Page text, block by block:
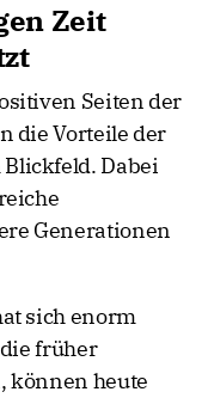
Zeit
Seiten der
die Vorteile der
Dabei
Generationen
sich enorm
früher
können heute